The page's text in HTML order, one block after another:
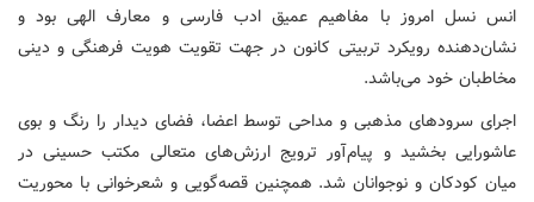
انس نسل امروز با مفاهیم عمیق ادب فارسی و معارف الهی بود و
نشان‌دهنده رویکرد تربیتی کانون در جهت تقویت هویت فرهنگی و دینی
مخاطبان خود می‌باشد.
اجرای سرودهای مذهبی و مداحی توسط اعضا، فضای دیدار را رنگ و بوی
عاشورایی بخشید و پیام‌آور ترویج ارزش‌های متعالی مکتب حسینی در
میان کودکان و نوجوانان شد. همچنین قصه‌گویی و شعرخوانی با محوریت